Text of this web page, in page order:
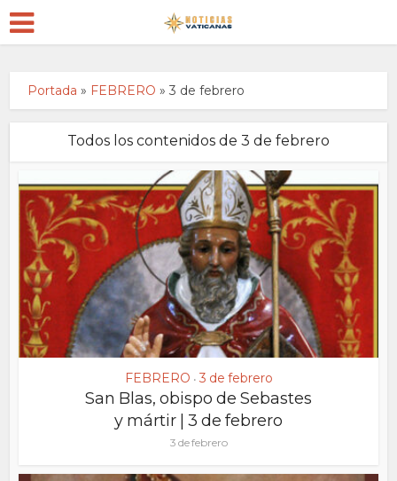
Portada » FEBRERO »3 de febrero
Todos los contenidos de 3 de febrero
FEBRERO • 3 de febrero
San Blas, obispo de Sebastes
y mártir | 3 de febrero
3 de febrero